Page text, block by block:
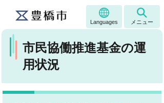
Languages メニュー
市民協働推進基金の運
用状況